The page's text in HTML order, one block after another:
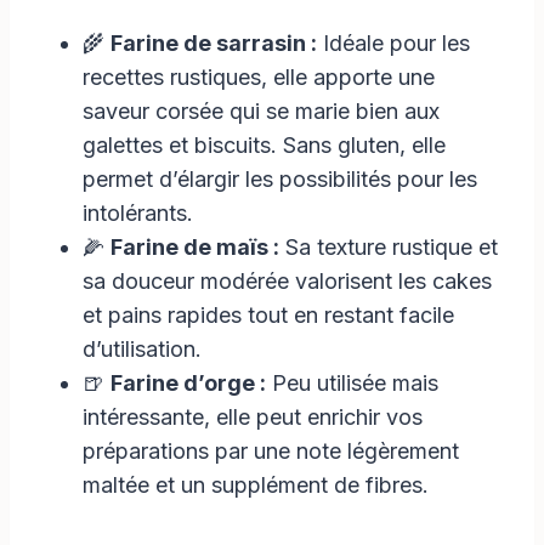
🌾 Farine de sarrasin : Idéale pour les
recettes rustiques, elle apporte une
saveur corsée qui se marie bien aux
galettes et biscuits. Sans gluten, elle
permet d’élargir les possibilités pour les
intolérants.
🌽 Farine de maïs : Sa texture rustique et
sa douceur modérée valorisent les cakes
et pains rapides tout en restant facile
d’utilisation.
🍺 Farine d’orge : Peu utilisée mais
intéressante, elle peut enrichir vos
préparations par une note légèrement
maltée et un supplément de fibres.